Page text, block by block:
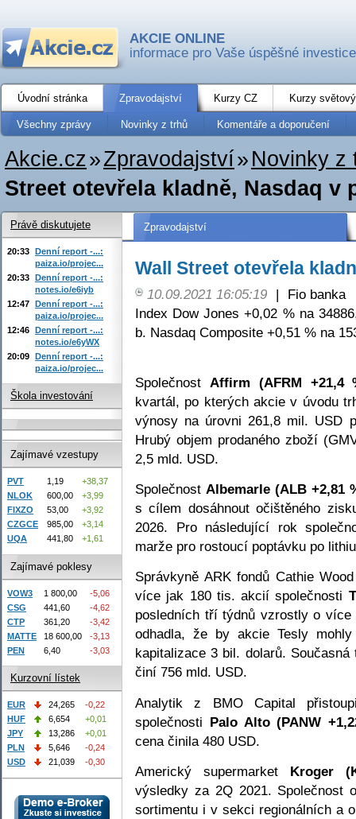
AKCIE ONLINE
informace pro Vaše úspěšné investice
Úvodní stránka Zpravodajství Kurzy CZ Kurzy
Všechny zprávy Novinky z trhů Komentáře a doporučení
Akcie.cz»Zpravodajství» Novinky z
Street otevřela kladně, Nasdaq v
Zpravodajství
Wall Street otevřela
10.09.2021 16:05:19 |
Fio banka
Index Dow Jones +0,02 % na
b. Nasdaq Composite +0,51 % na
Společnost Affirm (AFRM +21,4
kvartál, po kterých akcie v úvodu
výnosy na úrovni 261,8 mil. USD
Hrubý objem prodaného zboží
2,5 mld. USD.
Společnost Albemarle (ALB +2,81
s cílem dosáhnout očištěného
2026. Pro následující rok
marže pro rostoucí poptávku po
Správkyně ARK fondů Cathie
více jak 180 tis. akcií společnosti
posledních tří týdnů vzrostly o
odhadla, že by akcie Tesly
kapitalizace 3 bil. dolarů.
činí 756 mld. USD.
Analytik z BMO Capital
společnosti Palo Alto (PANW
cena činila 480 USD.
Americký supermarket Kroger
výsledky za 2Q 2021. Společnost
sortimentu i v sekci regionálních a
Právě diskutujete
20:33 Denní report -...:
paiza.io/projec...
20:33 Denní report -...:
notes.io/e6iyb
12:47 Denní report -...:
paiza.io/projec...
12:46 Denní report -...:
notes.io/e6yWX
20:09 Denní report -...:
paiza.io/projec...
Škola investování
Zajímavé vzestupy
PVT 1,19
+38,37
NLOK
600,00
+3,99
FIXZO
53,00
+3,92
CZGCE
985,00
+3,14
UQA
441,80 +1,61
Zajímavé poklesy
VOW3 1 800,00
-5,06
CSG
441,60
-4,62
CTP
361,20
-3,42
MATTE
18 600,00
-3,13
PEN
6,40 -3,03
Kurzovní lístek
EUR 24,265
-0,22
HUF
6,654
+0,01
JPY
13,286
+0,01
PLN
5,646
-0,24
USD
21,039 -0,30